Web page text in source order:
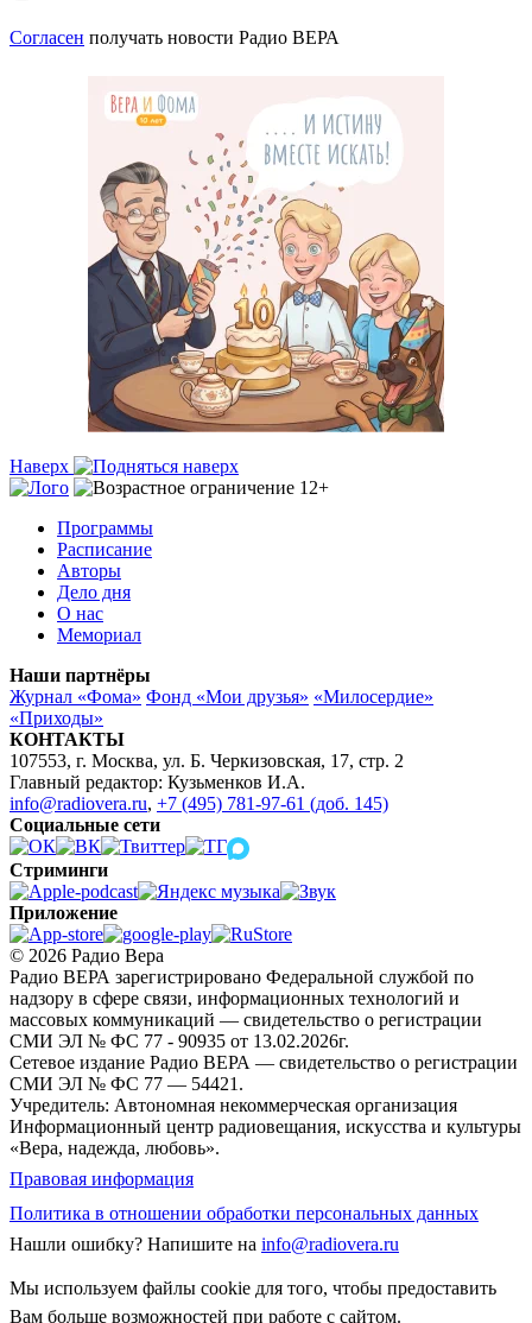
Согласен получать новости Радио ВЕРА
Наверх
Программы
Расписание
Авторы
Дело дня
О нас
Мемориал
Наши партнёры
Журнал «Фома» Фонд «Мои друзья» «Милосердие»
«Приходы»
КОНТАКТЫ
107553, г. Москва, ул. Б. Черкизовская, 17, стр. 2
Главный редактор: Кузьменков И.А.
info@radiovera.ru, +7 (495) 781-97-61 (доб. 145)
Социальные сети
Стриминги
Приложение
© 2026 Радио Вера
Радио ВЕРА зарегистрировано Федеральной службой по
надзору в сфере связи, информационных технологий и
массовых коммуникаций — свидетельство о регистрации
СМИ ЭЛ № ФС 77 - 90935 от 13.02.2026г.
Сетевое издание Радио ВЕРА — свидетельство о регистрации
СМИ ЭЛ № ФС 77 — 54421.
Учредитель: Автономная некоммерческая организация
Информационный центр радиовещания, искусства и культуры
«Вера, надежда, любовь».
Правовая информация
Политика в отношении обработки персональных данных
Нашли ошибку? Напишите на info@radiovera.ru
Мы используем файлы cookie для того, чтобы предоставить
Вам больше возможностей при работе с сайтом.